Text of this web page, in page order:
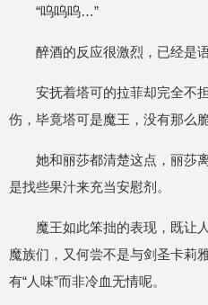
“呜呜呜…”
醉酒的反应很激烈，已经是
安抚着塔可的拉菲却完全不
伤，毕竟塔可是魔王，没有那么脆
她和丽莎都清楚这点，丽莎
是找些果汁来充当安慰剂。
魔王如此笨拙的表现，既让
魔族们，又何尝不是与剑圣卡莉
有“人味”而非冷血无情呢。